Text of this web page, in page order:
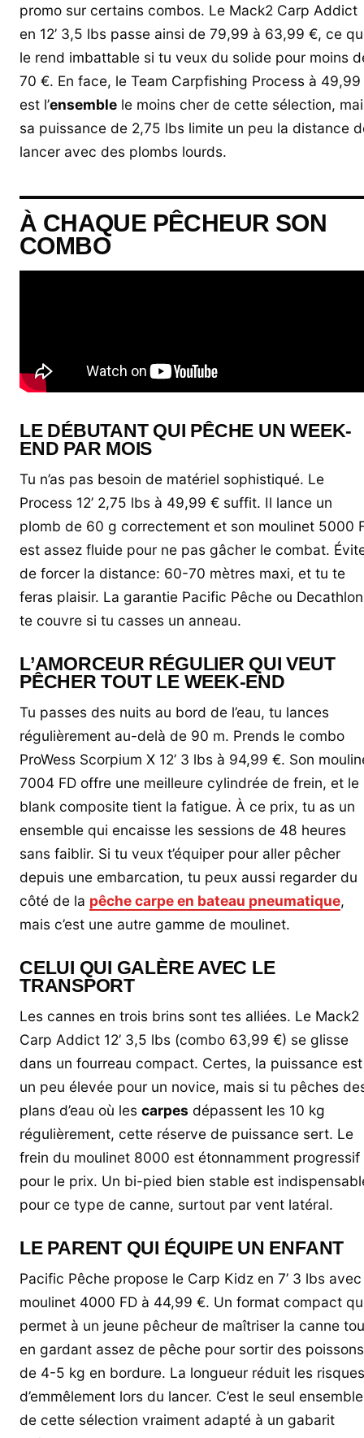
promo sur certains combos. Le Mack2 Carp Addict
en 12’ 3,5 lbs passe ainsi de 79,99 à 63,99 €, ce
le rend imbattable si tu veux du solide pour moins
70 €. En face, le Team Carpfishing Process à
est l’ensemble le moins cher de cette sélection,
sa puissance de 2,75 lbs limite un peu la distance
lancer avec des plombs lourds.
À CHAQUE PÊCHEUR SON
COMBO
LE DÉBUTANT QUI PÊCHE UN WEEK-
END PAR MOIS
Tu n’as pas besoin de matériel sophistiqué. Le
Process 12’ 2,75 lbs à 49,99 € suffit. Il lance un
plomb de 60 g correctement et son moulinet 5000
est assez fluide pour ne pas gâcher le combat.
de forcer la distance: 60-70 mètres maxi, et tu te
feras plaisir. La garantie Pacific Pêche ou Decathlon
te couvre si tu casses un anneau.
L’AMORCEUR RÉGULIER QUI VEUT
PÊCHER TOUT LE WEEK-END
Tu passes des nuits au bord de l’eau, tu lances
régulièrement au-delà de 90 m. Prends le combo
ProWess Scorpium X 12’ 3 lbs à 94,99 €. Son
7004 FD offre une meilleure cylindrée de frein, et le
blank composite tient la fatigue. À ce prix, tu as un
ensemble qui encaisse les sessions de 48 heures
sans faiblir. Si tu veux t’équiper pour aller pêcher
depuis une embarcation, tu peux aussi regarder du
côté de la pêche carpe en bateau pneumatique,
mais c’est une autre gamme de moulinet.
CELUI QUI GALÈRE AVEC LE
TRANSPORT
Les cannes en trois brins sont tes alliées. Le Mack2
Carp Addict 12’ 3,5 lbs (combo 63,99 €) se glisse
dans un fourreau compact. Certes, la puissance est
un peu élevée pour un novice, mais si tu pêches
plans d’eau où les carpes dépassent les 10 kg
régulièrement, cette réserve de puissance sert. Le
frein du moulinet 8000 est étonnamment progressif
pour le prix. Un bi-pied bien stable est
pour ce type de canne, surtout par vent latéral.
LE PARENT QUI ÉQUIPE UN ENFANT
Pacific Pêche propose le Carp Kidz en 7’ 3 lbs avec
moulinet 4000 FD à 44,99 €. Un format compact
permet à un jeune pêcheur de maîtriser la canne
en gardant assez de pêche pour sortir des poissons
de 4-5 kg en bordure. La longueur réduit les risques
d’emmêlement lors du lancer. C’est le seul ensemble
de cette sélection vraiment adapté à un gabarit